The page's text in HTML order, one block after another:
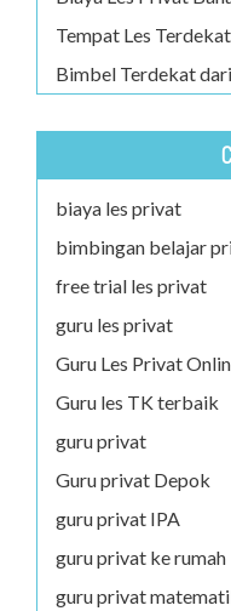
Tempat Les
Bimbel Terdekat
biaya les privat
bimbingan belajar
free trial les privat
guru les privat
Guru Les Privat
Guru les TK terbaik
guru privat
Guru privat Depok
guru privat IPA
guru privat ke rumah
guru privat